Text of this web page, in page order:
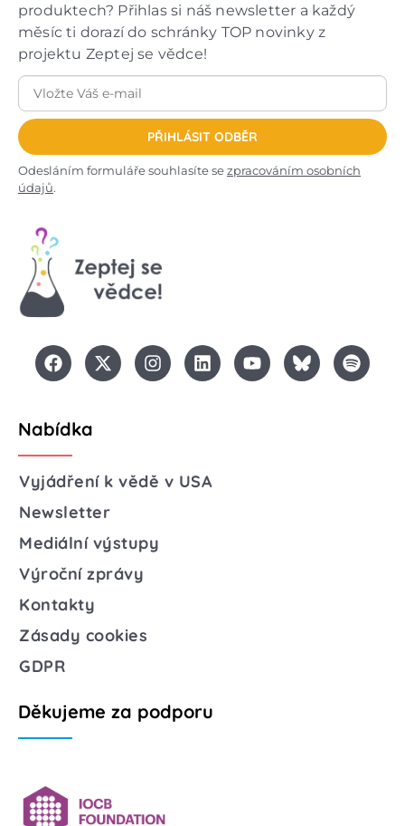
produktech? Přihlas si náš newsletter a každý
měsíc ti dorazí do schránky TOP novinky z
projektu Zeptej se vědce!
PŘIHLÁSIT ODBĚR
Odesláním formuláře souhlasíte sezpracováním osobních
údajů.
Nabídka
Vyjádření k vědě v USA
Newsletter
Mediální výstupy
Výroční zprávy
Kontakty
Zásady cookies
GDPR
Děkujeme za podporu